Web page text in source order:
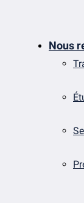
Nous